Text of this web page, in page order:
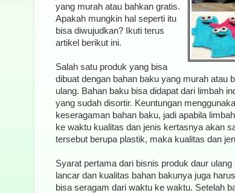
yang murah atau bahkan gratis.
Apakah mungkin hal seperti itu
bisa diwujudkan? Ikuti terus
artikel berikut ini.
Salah satu produk yang bisa
dibuat dengan bahan baku yang murah atau
ulang. Bahan baku bisa didapat dari limbah
yang sudah disortir. Keuntungan
keseragaman bahan baku, jadi apabila
ke waktu kualitas dan jenis kertasnya akan
tersebut berupa plastik, maka kualitas dan
Syarat pertama dari bisnis produk daur
lancar dan kualitas bahan bakunya juga
bisa seragam dari waktu ke waktu. Setelah